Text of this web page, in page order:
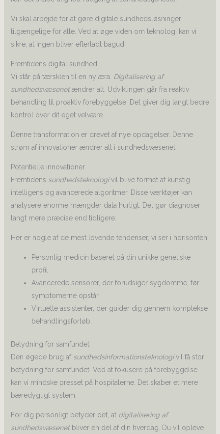
Vi skal arbejde for at gøre digitale sundhedsløsninger
tilgængelige for alle. Ved at øge viden om teknologi kan vi
sikre, at ingen bliver efterladt bagud.
Fremtidens digital sundhed
Vi står på tærsklen til en ny æra. Digitalisering af
sundhedsvæsenetændrer alt. Udviklingen går fra reaktiv
behandling til proaktiv forebyggelse. Det giver dig langt bedre
kontrol over dit eget velvære.
Denne transformation er drevet af nye opdagelser. Denne
strøm af innovationer ændrer alt i sundhedsvæsenet.
Potentielle innovationer
Fremtidens sundhedsteknologivil blive formet af kunstig
intelligens og avancerede algoritmer. Disse værktøjer kan
analysere enorme mængder data hurtigt. Det gør diagnoser
langt mere præcise end tidligere.
Her er nogle af de mest lovende tendenser, vi ser i horisonten:
Personlig medicin baseret på din unikke genetiske
profil.
Avancerede sensorer, der forudsiger sygdomme, før
symptomerne opstår.
Virtuelle assistenter, der guider dig gennem komplekse
behandlingsforløb.
Betydning for samfundet
Den øgede brug af sundhedsinformationsteknologivil få stor
betydning for samfundet. Ved at fokusere på forebyggelse
kan vi mindske presset på hospitalerne. Det skaber et mere
bæredygtigt system.
For dig personligt betyder det, at digitalisering af
sundhedsvæsenetbliver en del af din hverdag. Du vil opleve